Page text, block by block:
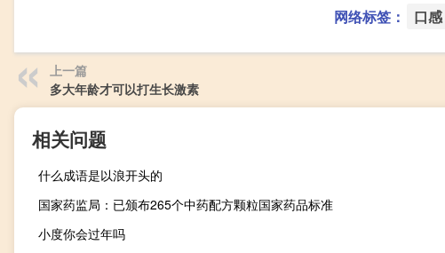
网络标签： 口感
上一篇
多大年龄才可以打生长激素
相关问题
什么成语是以浪开头的
国家药监局：已颁布265个中药配方颗粒国家药品标准
小度你会过年吗